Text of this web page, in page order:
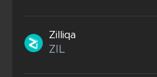
Zilliqa
ZIL